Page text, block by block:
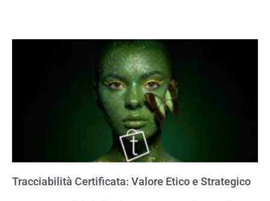
Tracciabilità Certificata: Valore Etico e Strategico